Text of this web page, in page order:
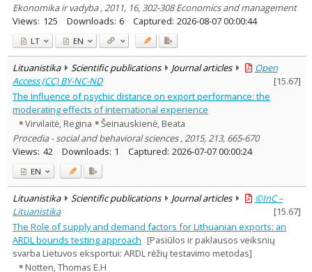
Ekonomika ir vadyba , 2011, 16, 302-308 Economics and management
Views: 125 Downloads: 6 Captured: 2026-08-07 00:00:44
LT EN
Lituanistika Scientific publications Journal articles
Open
Access (CC) BY-NC-ND
[15.67]
The Influence of psychic distance on export performance: the
moderating effects of international experience
Virvilaitė, Regina
Šeinauskienė, Beata
Procedia - social and behavioral sciences , 2015, 213, 665-670
Views: 42 Downloads: 1 Captured: 2026-07-07 00:00:24
EN
Lituanistika Scientific publications Journal articles
©InC –
Lituanistika
[15.67]
The Role of supply and demand factors for Lithuanian exports: an
ARDL bounds testing approach [Pasiūlos ir paklausos veiksnių
svarba Lietuvos eksportui: ARDL rėžių testavimo metodas]
Notten, Thomas E.H